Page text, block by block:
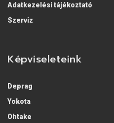
Adatkezelési tájékoztató
Szerviz
Képviseleteink
Deprag
Yokota
Ohtake